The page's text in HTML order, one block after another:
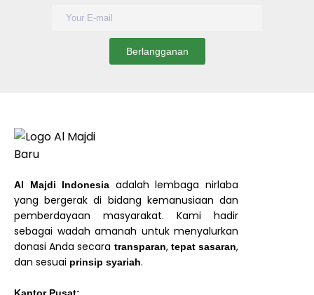
Al Majdi Indonesia adalah lembaga nirlaba
yang bergerak di bidang kemanusiaan dan
pemberdayaan masyarakat. Kami hadir
sebagai wadah amanah untuk menyalurkan
donasi Anda secara transparan, tepat sasaran,
dan sesuai prinsip syariah.